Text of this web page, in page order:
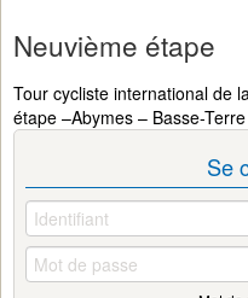
Neuvième étape
Tour cycliste international de
étape –Abymes – Basse-Terre
Se